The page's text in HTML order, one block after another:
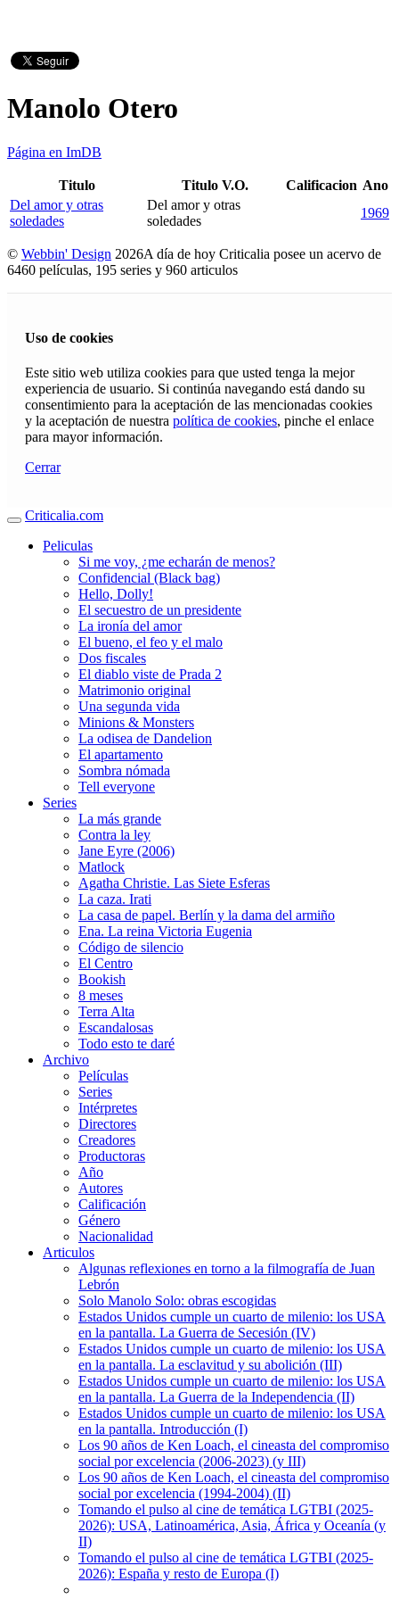
Manolo Otero
Página en ImDB
Titulo Titulo V.O. Calificacion Ano
Del amor y otras
soledades
Del amor y otras
soledades
1969
© Webbin' Design 2026A día de hoy Criticalia posee un acervo de
6460 películas, 195 series y 960 articulos
Uso de cookies
Este sitio web utiliza cookies para que usted tenga la mejor
experiencia de usuario. Si continúa navegando está dando su
consentimiento para la aceptación de las mencionadas cookies
y la aceptación de nuestra política de cookies, pinche el enlace
para mayor información.
Cerrar
Criticalia.com
Peliculas
Si me voy, ¿me echarán de menos?
Confidencial (Black bag)
Hello, Dolly!
El secuestro de un presidente
La ironía del amor
El bueno, el feo y el malo
Dos fiscales
El diablo viste de Prada 2
Matrimonio original
Una segunda vida
Minions & Monsters
La odisea de Dandelion
El apartamento
Sombra nómada
Tell everyone
Series
La más grande
Contra la ley
Jane Eyre (2006)
Matlock
Agatha Christie. Las Siete Esferas
La caza. Irati
La casa de papel. Berlín y la dama del armiño
Ena. La reina Victoria Eugenia
Código de silencio
El Centro
Bookish
8 meses
Terra Alta
Escandalosas
Todo esto te daré
Archivo
Películas
Series
Intérpretes
Directores
Creadores
Productoras
Año
Autores
Calificación
Género
Nacionalidad
Articulos
Algunas reflexiones en torno a la filmografía de Juan
Lebrón
Solo Manolo Solo: obras escogidas
Estados Unidos cumple un cuarto de milenio: los USA
en la pantalla. La Guerra de Secesión (IV)
Estados Unidos cumple un cuarto de milenio: los USA
en la pantalla. La esclavitud y su abolición (III)
Estados Unidos cumple un cuarto de milenio: los USA
en la pantalla. La Guerra de la Independencia (II)
Estados Unidos cumple un cuarto de milenio: los USA
en la pantalla. Introducción (I)
Los 90 años de Ken Loach, el cineasta del compromiso
social por excelencia (2006-2023) (y III)
Los 90 años de Ken Loach, el cineasta del compromiso
social por excelencia (1994-2004) (II)
Tomando el pulso al cine de temática LGTBI (2025-
2026): USA, Latinoamérica, Asia, África y Oceanía (y
II)
Tomando el pulso al cine de temática LGTBI (2025-
2026): España y resto de Europa (I)